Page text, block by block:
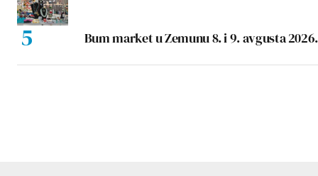
Bum market u Zemunu 8. i 9. avgusta 2026.